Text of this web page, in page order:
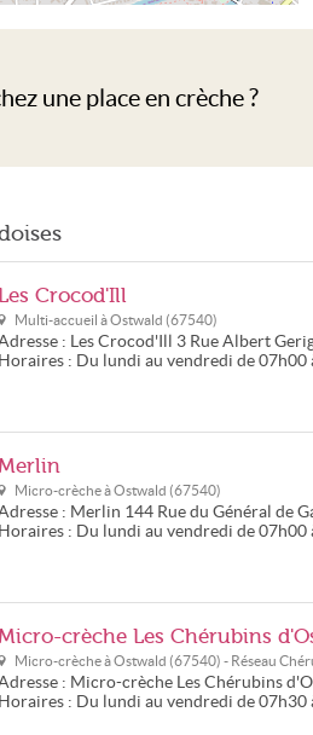
une place en crèche ?
Crocod'Ill
Multi-accueil àOstwald (67540)
: Les Crocod'Ill 3 Rue Albert
Horaires : Du lundi au vendredi de 07h00
Micro-crèche àOstwald (67540)
: Merlin 144 Rue du Général de
Horaires : Du lundi au vendredi de 07h00
crèche Les Chérubins
Micro-crèche àOstwald (67540) - Réseau
: Micro-crèche Les Chérubins
Horaires : Du lundi au vendredi de 07h30